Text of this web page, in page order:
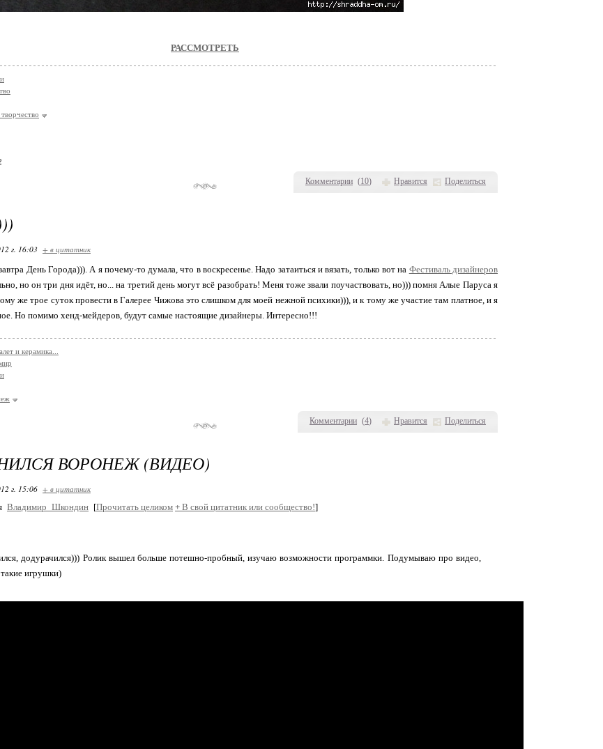
Комментарии (10) Нравится Поделиться
РАССМОТРЕТЬ
Комментарии (4) Нравится Поделиться
г. 16:03 + в цитатник
День Города))). А я почему-то думала, что в воскресенье. Надо затаиться и вязать, только вот на Фестиваль дизайнеров
но он три дня идёт, но... на третий день могут всё разобрать! Меня тоже звали поучаствовать, но))) помня Алые Паруса я
же трое суток провести в Галерее Чижова это слишком для моей нежной психики))), и к тому же участие там платное, и я
Но помимо хенд-мейдеров, будут самые настоящие дизайнеры. Интересно!!!
и керамика...
ВОРОНЕЖ (ВИДЕО)
г. 15:06 + в цитатник
Владимир_Шкондин [Прочитать целиком + В свой цитатник или сообщество!]
додурачился))) Ролик вышел больше потешно-пробный, изучаю возможности программки. Подумываю про видео,
игрушки)